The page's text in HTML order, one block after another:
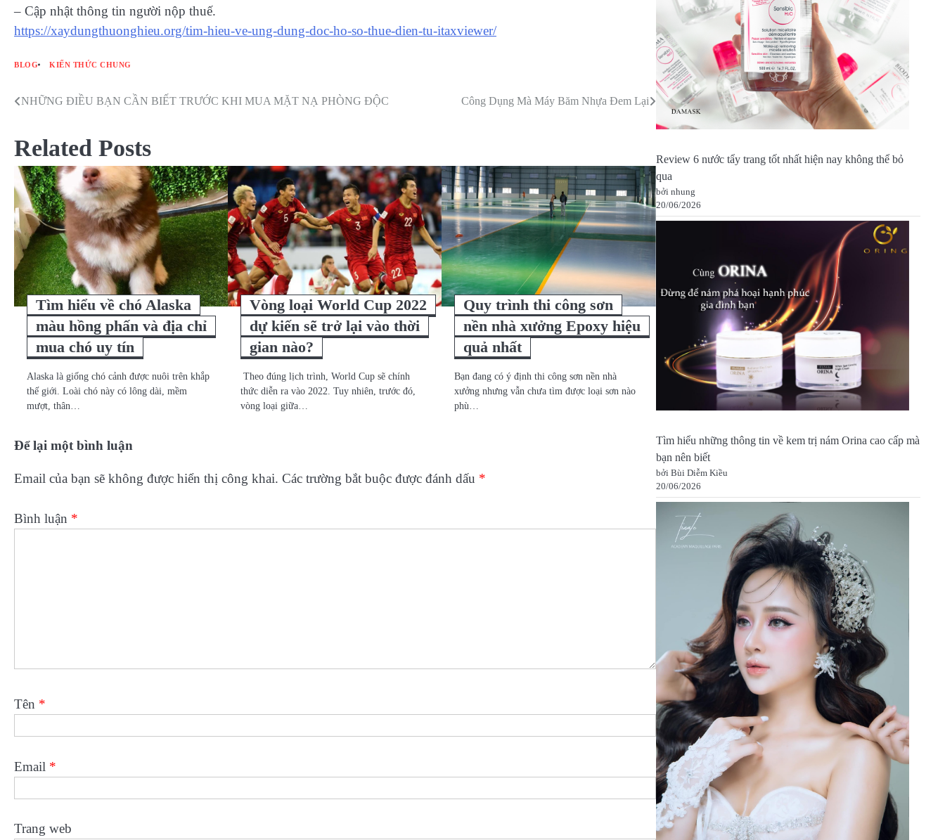
– Cập nhật thông tin người nộp thuế.
https://xaydungthuonghieu.org/tim-hieu-ve-ung-dung-doc-ho-so-thue-dien-tu-itaxviewer/
BLOG KIẾN THỨC CHUNG
Điều
bài
viết
NHỮNG ĐIỀU BẠN CẦN BIẾT TRƯỚC KHI MUA MẶT NẠ PHÒNG ĐỘC Công Dụng Mà Máy Băm Nhựa Đem Lại
Related Posts
Tìm hiểu về chó Alaska
màu hồng phấn và địa chỉ
mua chó uy tín
Alaska là giống chó cảnh được nuôi trên khắp
thế giới. Loài chó này có lông dài, mềm
mượt, thân…
Vòng loại World Cup 2022
dự kiến sẽ trở lại vào thời
gian nào?
Theo đúng lịch trình, World Cup sẽ chính
thức diễn ra vào 2022. Tuy nhiên, trước đó,
vòng loại giữa…
Quy trình thi công sơn
nền nhà xưởng Epoxy hiệu
quả nhất
Bạn đang có ý định thi công sơn nền nhà
xưởng nhưng vẫn chưa tìm được loại sơn nào
phù…
Để lại một bình luận
Email của bạn sẽ không được hiển thị công khai. Các trường bắt buộc được đánh dấu *
Bình luận *
Tên *
Email *
Trang web
Review 6 nước tẩy trang tốt nhất hiện nay không thể bỏ
qua
bởi nhung
20/06/2026
Tìm hiểu những thông tin về kem trị nám Orina cao cấp mà
bạn nên biết
bởi Bùi Diễm Kiều
20/06/2026